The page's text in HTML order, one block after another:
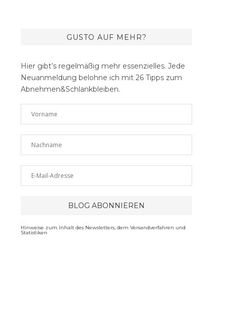
GUSTO AUF MEHR?
Hier gibt’s regelmäßig mehr essenzielles. Jede
Neuanmeldung belohne ich mit 26 Tipps zum
Abnehmen&Schlankbleiben.
Hinweise zum Inhalt des Newsletters, dem Versandverfahren und
Statistiken